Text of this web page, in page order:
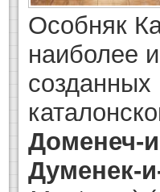
Особняк
наиболее
созданных
Доменеч-
Думенек-